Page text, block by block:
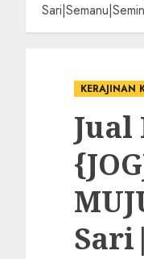
KERAJINAN
Jual